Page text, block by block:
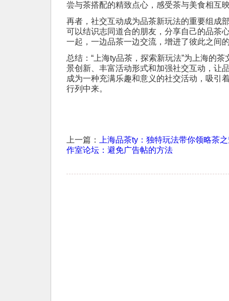
尝与茶搭配的精致点心，感受茶与美食相互
再者，社交互动成为品茶新玩法的重要组成
可以结识志同道合的朋友，分享自己的品茶
一起，一边品茶一边交流，增进了彼此之间
总结：“上海ty品茶，探索新玩法”为上海的
景创新、丰富活动形式和加强社交互动，让
成为一种充满乐趣和意义的社交活动，吸引
行列中来。
上一篇：
上海品茶ty：独特玩法带你领略茶
作室论坛：避免广告帖的方法